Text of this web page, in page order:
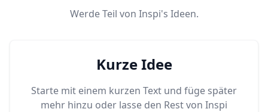
Werde Teil von Inspi's Ideen.
Kurze Idee
Starte mit einem kurzen Text und füge später
mehr hinzu oder lasse den Rest von Inspi